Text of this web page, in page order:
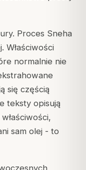
Proces Sneha
Właściwości
normalnie nie
się częścią
teksty opisują
sam olej - to